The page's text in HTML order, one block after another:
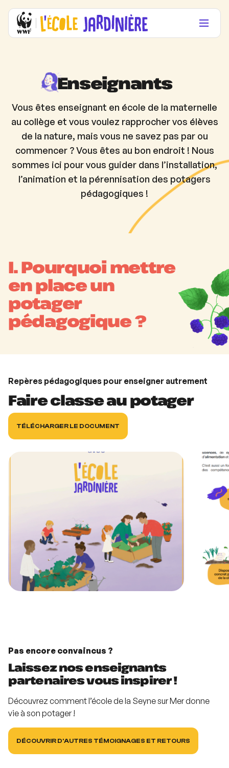
Enseignants
Vous êtes enseignant en école de la maternelle
au collège et vous voulez rapprocher vos élèves
de la nature, mais vous ne savez pas par ou
commencer ? Vous êtes au bon endroit ! Nous
sommes ici pour vous guider dans l’installation,
l’animation et la pérennisation des potagers
pédagogiques !
I. Pourquoi mettre
en place un
potager
pédagogique ?
Repères pédagogiques pour enseigner autrement
Faire classe au potager
TÉLÉCHARGER LE DOCUMENT
Pas encore convaincus ?
Laissez nos enseignants
partenaires vous inspirer !
Découvrez comment l’école de la Seyne sur Mer donne
vie à son potager !
DÉCOUVRIR D'AUTRES TÉMOIGNAGES ET RETOURS